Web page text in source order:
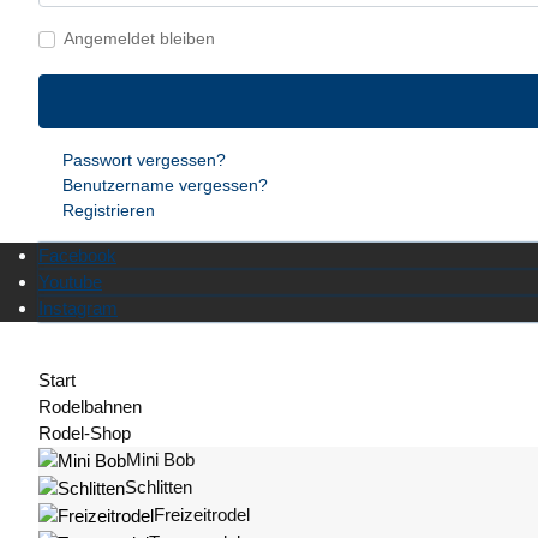
Angemeldet bleiben
Passwort vergessen?
Benutzername vergessen?
Registrieren
Facebook
Youtube
Instagram
Start
Rodelbahnen
Rodel-Shop
Mini Bob
Schlitten
Freizeitrodel